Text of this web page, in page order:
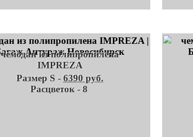
чемодан из полипропилена
IMPREZA
Размер S - 6390 руб.
Расцветок - 8